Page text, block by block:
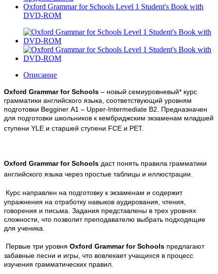
Oxford Grammar for Schools Level 1 Student's Book with
DVD-ROM
Описание
Oxford Grammar for Schools – новый семиуровневый* курс
грамматики английского языка, соответствующий уровням
подготовки Begginer А1 – Upper-Intermediate В2. Предназначен
для подготовки школьников к кембриджским экзаменам младшей
ступени YLE и старшей ступени FCE и PET.
Oxford Grammar for Schools даст понять правила грамматики
английского языка через простые таблицы и иллюстрации.
Курс направлен на подготовку к экзаменам и содержит
упражнения на отработку навыков аудирования, чтения,
говорения и письма. Задания представлены в трех уровнях
сложности, что позволит преподавателю выбрать подходящие
для ученика.
Первые три уровня Oxford Grammar for Schools предлагают
забавные песни и игры, что вовлекает учащихся в процесс
изучения грамматических правил.